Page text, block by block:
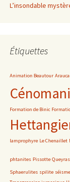
L’insondable
Étiquettes
Animation Beautour
Formation de Binic
lamprophyre Le Chenaillet
phtanites Pissotte Queyras
Sphaerulites spilite